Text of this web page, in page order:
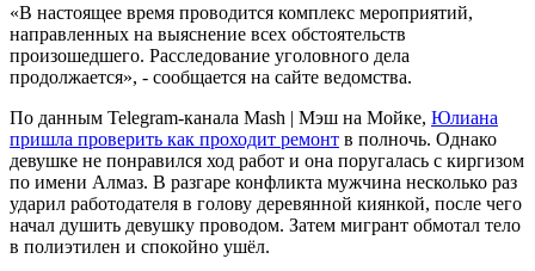
«В настоящее время проводится комплекс мероприятий,
направленных на выяснение всех обстоятельств
произошедшего. Расследование уголовного дела
продолжается», - сообщается на сайте ведомства.
По данным Telegram-канала Mash | Мэш на Мойке, Юлиана
пришла проверить как проходит ремонт в полночь. Однако
девушке не понравился ход работ и она поругалась с киргизом
по имени Алмаз. В разгаре конфликта мужчина несколько раз
ударил работодателя в голову деревянной киянкой, после чего
начал душить девушку проводом. Затем мигрант обмотал тело
в полиэтилен и спокойно ушёл.